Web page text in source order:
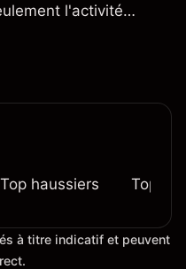
l'activité
aussi la position de
Top haussiers Top
à titre indicatif et peuvent